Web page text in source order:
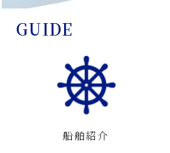
GUIDE
船舶紹介